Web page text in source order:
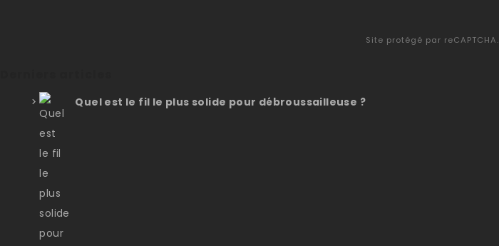
Site protégé par reCAPTCHA.
Quel est le fil le plus solide pour débroussailleuse ?